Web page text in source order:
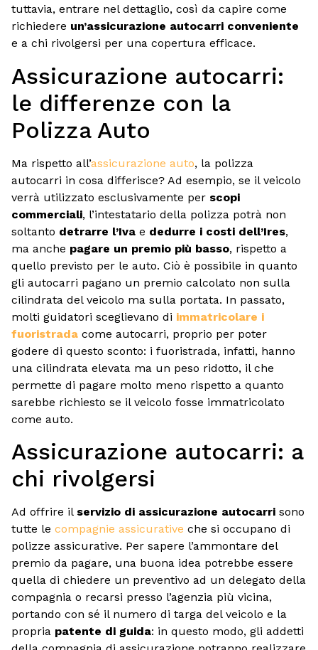
tuttavia, entrare nel dettaglio, così da capire come
richiedere un’assicurazione autocarri conveniente
e a chi rivolgersi per una copertura efficace.
Assicurazione autocarri:
le differenze con la
Polizza Auto
Ma rispetto all’assicurazione auto, la polizza
autocarri in cosa differisce? Ad esempio, se il veicolo
verrà utilizzato esclusivamente per scopi
commerciali, l’intestatario della polizza potrà non
soltanto detrarre l’Iva e dedurre i costi dell’Ires,
ma anche pagare un premio più basso, rispetto a
quello previsto per le auto. Ciò è possibile in quanto
gli autocarri pagano un premio calcolato non sulla
cilindrata del veicolo ma sulla portata. In passato,
molti guidatori sceglievano di immatricolare i
fuoristrada come autocarri, proprio per poter
godere di questo sconto: i fuoristrada, infatti, hanno
una cilindrata elevata ma un peso ridotto, il che
permette di pagare molto meno rispetto a quanto
sarebbe richiesto se il veicolo fosse immatricolato
come auto.
Assicurazione autocarri: a
chi rivolgersi
Ad offrire il servizio di assicurazione autocarri sono
tutte le compagnie assicurative che si occupano di
polizze assicurative. Per sapere l’ammontare del
premio da pagare, una buona idea potrebbe essere
quella di chiedere un preventivo ad un delegato della
compagnia o recarsi presso l’agenzia più vicina,
portando con sé il numero di targa del veicolo e la
propria patente di guida: in questo modo, gli addetti